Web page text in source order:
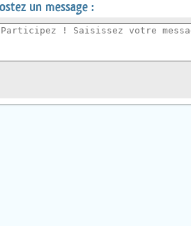
un message :